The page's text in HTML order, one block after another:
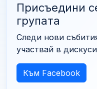
Присъедини
групата
Следи нови
участвай в
Към Facebook